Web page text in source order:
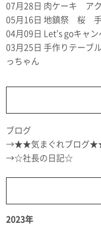
07月28日 肉ケーキ ア
05月16日 地鎮祭 桜 手
04月09日
Let’s goキャ
03月25日 手作りテーブ
っちゃん
ブログ
★★気まぐれブログ
☆社長の日記☆
2023年